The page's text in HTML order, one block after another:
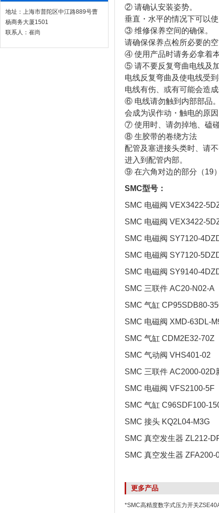
地址：上海市普陀区中江路889号曹
杨商务大厦1501
联系人：崔尚
② 请确认安装姿势。
垂直・水平的情况下可以
③ 维修保养空间的确保。
请确保保养点检所必要的
④ 使用产品时请务必拿着
⑤ 请不要反复弯曲电线及
电线反复弯曲及使电线受
电线有伤、或有可能会造
⑥ 电线请勿触到内部部品
会成为误作动・触电的原
⑦ 使用时、请勿掉地、磕
⑧ 生胶带的卷绕方法
配管及塞进接头类时、请
进入到配管内部。
⑨ 在六角对边的部分（19
SMC型号：
SMC 电磁阀 VEX3422-
SMC 电磁阀 VEX3422-
SMC 电磁阀 SY7120-
SMC 电磁阀 SY7120-
SMC 电磁阀 SY9140-
SMC 三联件 AC20-N02-A
SMC 气缸 CP95SDB80-
SMC 电磁阀 XMD-63DL-
SMC 气缸 CDM2E32-70Z
SMC 气动阀 VHS401-02
SMC 三联件 AC2000-02D
SMC 电磁阀 VFS2100-5F
SMC 气缸 C96SDF100-
SMC 接头 KQ2L04-M3G
SMC 真空发生器 ZL212-
SMC 真空发生器 ZFA200-
更多产品
*SMC高精度数字式压力开关